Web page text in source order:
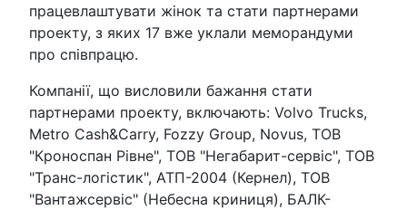
працевлаштувати жінок та стати партнерами
проекту, з яких 17 вже уклали меморандуми
про співпрацю.
Компанії, що висловили бажання стати
партнерами проекту, включають: Volvo Trucks,
Metro Cash&Carry, Fozzy Group, Novus, ТОВ
"Кроноспан Рівне", ТОВ "Негабарит-сервіс", ТОВ
"Транс-логістик", АТП-2004 (Кернел), ТОВ
"Вантажсервіс" (Небесна криниця), БАЛК-